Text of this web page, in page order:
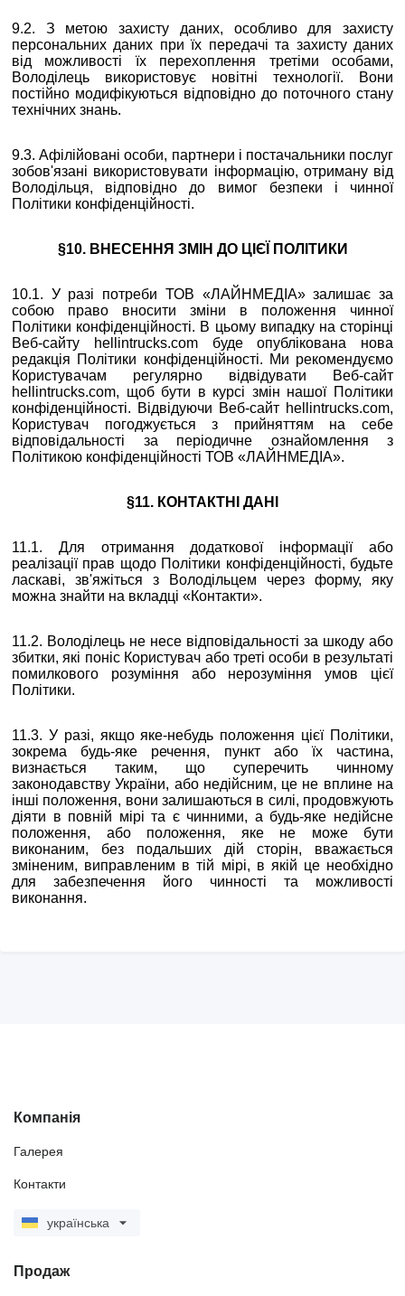
9.2. З метою захисту даних, особливо для захисту
персональних даних при їх передачі та захисту даних
від можливості їх перехоплення третіми особами,
Володілець використовує новітні технології. Вони
постійно модифікуються відповідно до поточного стану
технічних знань.
9.3. Афілійовані особи, партнери і постачальники послуг
зобов'язані використовувати інформацію, отриману від
Володільця, відповідно до вимог безпеки і чинної
Політики конфіденційності.
§10. ВНЕСЕННЯ ЗМІН ДО ЦІЄЇ ПОЛІТИКИ
10.1. У разі потреби ТОВ «ЛАЙНМЕДІА» залишає за
собою право вносити зміни в положення чинної
Політики конфіденційності. В цьому випадку на сторінці
Веб-сайту hellintrucks.com буде опублікована нова
редакція Політики конфіденційності. Ми рекомендуємо
Користувачам регулярно відвідувати Веб-сайт
hellintrucks.com, щоб бути в курсі змін нашої Політики
конфіденційності. Відвідуючи Веб-сайт hellintrucks.com,
Користувач погоджується з прийняттям на себе
відповідальності за періодичне ознайомлення з
Політикою конфіденційності ТОВ «ЛАЙНМЕДІА».
§11. КОНТАКТНІ ДАНІ
11.1. Для отримання додаткової інформації або
реалізації прав щодо Політики конфіденційності, будьте
ласкаві, зв'яжіться з Володільцем через форму, яку
можна знайти на вкладці «Контакти».
11.2. Володілець не несе відповідальності за шкоду або
збитки, які поніс Користувач або треті особи в результаті
помилкового розуміння або нерозуміння умов цієї
Політики.
11.3. У разі, якщо яке-небудь положення цієї Політики,
зокрема будь-яке речення, пункт або їх частина,
визнається таким, що суперечить чинному
законодавству України, або недійсним, це не вплине на
інші положення, вони залишаються в силі, продовжують
діяти в повній мірі та є чинними, а будь-яке недійсне
положення, або положення, яке не може бути
виконаним, без подальших дій сторін, вважається
зміненим, виправленим в тій мірі, в якій це необхідно
для забезпечення його чинності та можливості
виконання.
Компанія
Галерея
Контакти
українська
Продаж